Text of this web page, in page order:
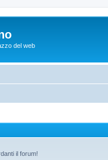
del web
il forum!